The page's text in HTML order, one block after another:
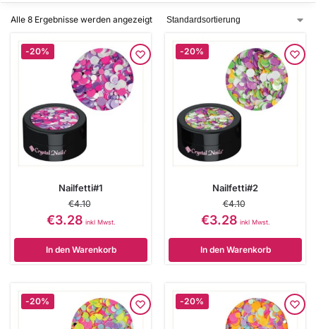
Alle 8 Ergebnisse werden angezeigt
-20%
Nailfetti#1
€4.10
€3.28 inkl Mwst.
In den Warenkorb
-20%
Nailfetti#2
€4.10
€3.28 inkl Mwst.
In den Warenkorb
-20% -20%